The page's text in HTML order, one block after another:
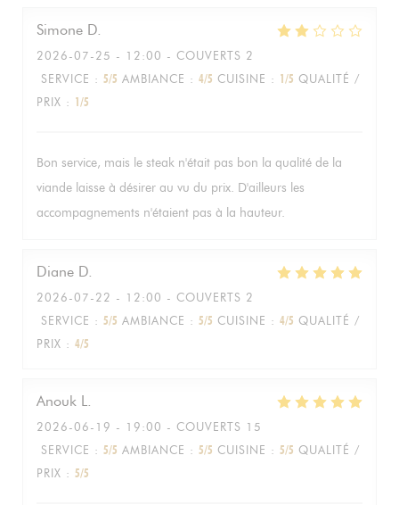
Simone D
2026-07-25 - 12:00 - COUVERTS 2
SERVICE : 5/5 AMBIANCE : 4/5 CUISINE : 1/5 QUALITÉ /
PRIX : 1/5
Bon service, mais le steak n'était pas bon la qualité de la
viande laisse à désirer au vu du prix. D'ailleurs les
accompagnements n'étaient pas à la hauteur.
Diane D
2026-07-22 - 12:00 - COUVERTS 2
SERVICE : 5/5 AMBIANCE : 5/5 CUISINE : 4/5 QUALITÉ /
PRIX : 4/5
Anouk L
2026-06-19 - 19:00 - COUVERTS 15
SERVICE : 5/5 AMBIANCE : 5/5 CUISINE : 5/5 QUALITÉ /
PRIX : 5/5